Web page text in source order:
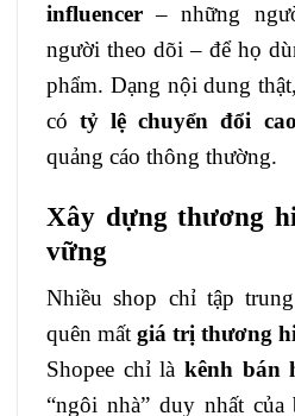
influencer – những
người theo dõi – để họ
phẩm. Dạng nội dung
cótỷ lệ chuyển đổi
quảng cáo thông thường.
Xây dựng thương
vững
Nhiều shop chỉ tập
quên mất giá trị thương
Shopee chỉ là kênh bán
“ngôi nhà” duy nhất của